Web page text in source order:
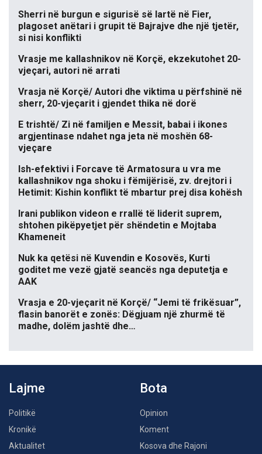
Sherri në burgun e sigurisë së lartë në Fier,
plagoset anëtari i grupit të Bajrajve dhe një tjetër,
si nisi konflikti
Vrasje me kallashnikov në Korçë, ekzekutohet 20-
vjeçari, autori në arrati
Vrasja në Korçë/ Autori dhe viktima u përfshinë në
sherr, 20-vjeçarit i gjendet thika në dorë
E trishtë/ Zi në familjen e Messit, babai i ikones
argjentinase ndahet nga jeta në moshën 68-
vjeçare
Ish-efektivi i Forcave të Armatosura u vra me
kallashnikov nga shoku i fëmijërisë, zv. drejtori i
Hetimit: Kishin konflikt të mbartur prej disa kohësh
Irani publikon videon e rrallë të liderit suprem,
shtohen pikëpyetjet për shëndetin e Mojtaba
Khameneit
Nuk ka qetësi në Kuvendin e Kosovës, Kurti
goditet me vezë gjatë seancës nga deputetja e
AAK
Vrasja e 20-vjeçarit në Korçë/ “Jemi të frikësuar”,
flasin banorët e zonës: Dëgjuam një zhurmë të
madhe, dolëm jashtë dhe…
Lajme
Politikë
Kronikë
Aktualitet
Bota
Opinion
Koment
Kosova dhe Rajoni